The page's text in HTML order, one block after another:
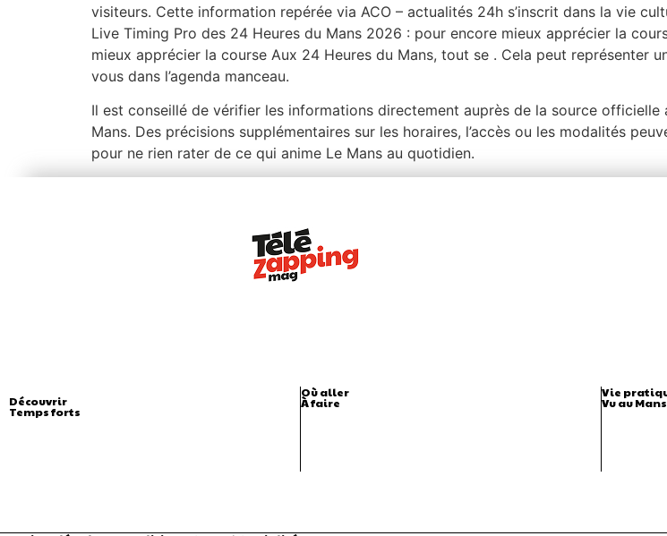
visiteurs. Cette information repérée via ACO – actualités 24h s’inscrit dans la vie
Live Timing Pro des 24 Heures du Mans 2026 : pour encore mieux apprécier la
mieux apprécier la course Aux 24 Heures du Mans, tout se . Cela peut représenter
vous dans l’agenda manceau.
Il est conseillé de vérifier les informations directement auprès de la source
Mans. Des précisions supplémentaires sur les horaires, l’accès ou les modalités
pour ne rien rater de ce qui anime Le Mans au quotidien.
Découvrir
Temps forts
Où aller
À faire
Vie
Vu au Mans